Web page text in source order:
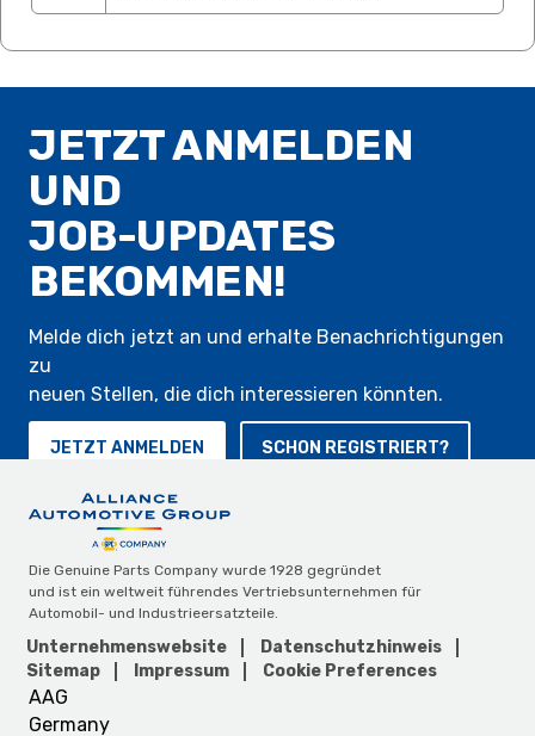
JETZT ANMELDEN
UND
JOB-UPDATES
BEKOMMEN!
Melde dich jetzt an und erhalte Benachrichtigungen
zu
neuen Stellen, die dich interessieren könnten.
JETZT ANMELDEN SCHON REGISTRIERT?
Die Genuine Parts Company wurde 1928 gegründet
und ist ein weltweit führendes Vertriebsunternehmen für
Automobil- und Industrieersatzteile.
Unternehmenswebsite
Datenschutzhinweis
Sitemap
Impressum Cookie Preferences
AAG
Germany